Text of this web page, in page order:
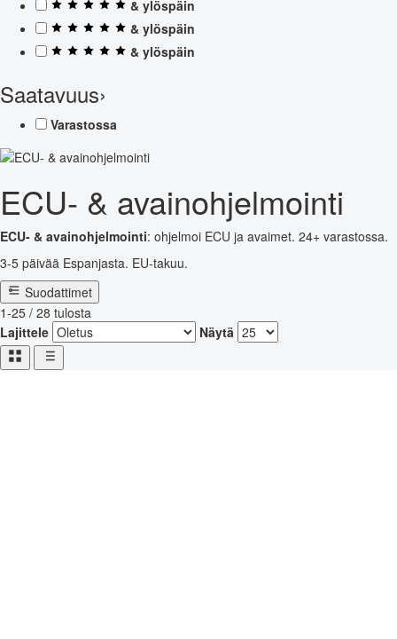
& ylöspäin
& ylöspäin
& ylöspäin
Saatavuus›
Varastossa
ECU- & avainohjelmointi
ECU- & avainohjelmointi: ohjelmoi ECU ja avaimet. 24+ varastossa.
3-5 päivää Espanjasta. EU-takuu.
Suodattimet
1-25 / 28 tulosta
Lajittele
Näytä